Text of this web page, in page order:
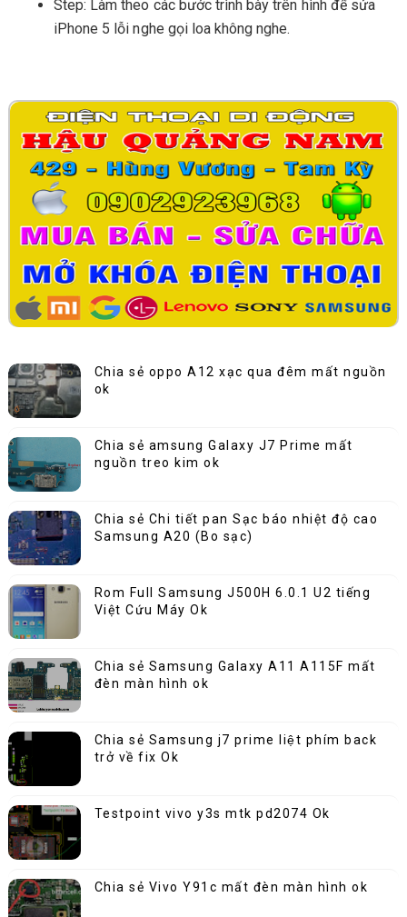
Step: Làm theo các bước trình bày trên hình để sửa
iPhone 5 lỗi nghe gọi loa không nghe.
Chia sẻ oppo A12 xạc qua đêm mất nguồn
ok
Chia sẻ amsung Galaxy J7 Prime mất
nguồn treo kim ok
Chia sẻ Chi tiết pan Sạc báo nhiệt độ cao
Samsung A20 (Bo sạc)
Rom Full Samsung J500H 6.0.1 U2 tiếng
Việt Cứu Máy Ok
Chia sẻ Samsung Galaxy A11 A115F mất
đèn màn hình ok
Chia sẻ Samsung j7 prime liệt phím back
trở về fix Ok
Testpoint vivo y3s mtk pd2074 Ok
Chia sẻ Vivo Y91c mất đèn màn hình ok